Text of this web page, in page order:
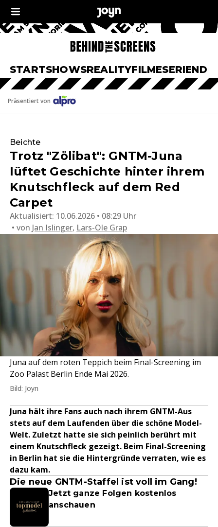
STARTSHOWSREALITYFILMESERIEN
Präsentiert von
Beichte
Trotz "Zölibat": GNTM-Juna
lüftet Geschichte hinter ihrem
Knutschfleck auf dem Red
Carpet
Aktualisiert: 10.06.2026 • 08:29 Uhr
von Jan Islinger, Lars-Ole Grap
Juna auf dem roten Teppich beim Final-Screening im
Zoo Palast Berlin Ende Mai 2026.
Bild: Joyn
Juna hält ihre Fans auch nach ihrem GNTM-Aus
stets auf dem Laufenden über die schöne Model-
Welt. Zuletzt hatte sie sich peinlich berührt mit
einem Knutschfleck gezeigt. Beim Final-Screening
in Berlin hat sie die Hintergründe verraten, wie es
dazu kam.
Die neue GNTM-Staffel ist voll im Gang!
Jetzt ganze Folgen kostenlos
anschauen